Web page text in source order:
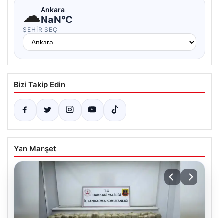
☁Ankara
NaN°C
ŞEHIR SEÇ
Bizi Takip Edin
Yan Manşet